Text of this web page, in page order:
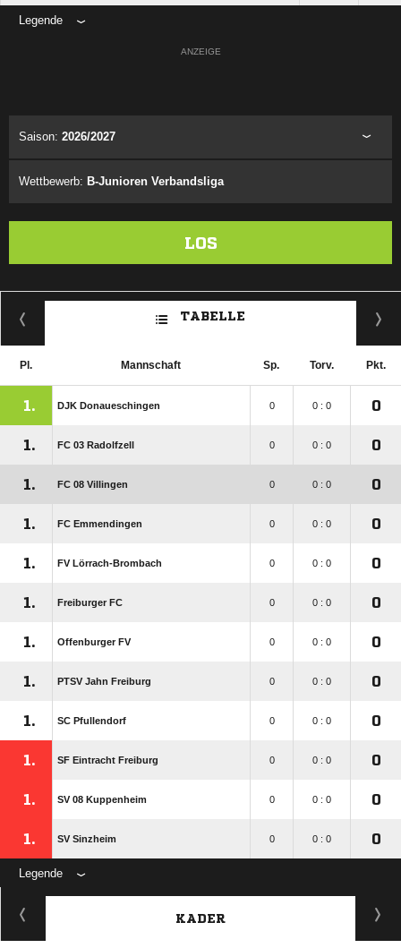
Legende
ANZEIGE
Saison: 2026/2027
Wettbewerb: B-Junioren Verbandsliga
LOS
TABELLE
Pl. Mannschaft Sp. Torv. Pkt.
1. DJK Donaueschingen 0 0 : 0 0
1. FC 03 Radolfzell 0 0 : 0 0
1. FC 08 Villingen 0 0 : 0 0
1. FC Emmendingen 0 0 : 0 0
1. FV Lörrach-Brombach 0 0 : 0 0
1. Freiburger FC 0 0 : 0 0
1. Offenburger FV 0 0 : 0 0
1. PTSV Jahn Freiburg 0 0 : 0 0
1. SC Pfullendorf 0 0 : 0 0
1. SF Eintracht Freiburg 0 0 : 0 0
1. SV 08 Kuppenheim 0 0 : 0 0
1. SV Sinzheim 0 0 : 0 0
Legende
KADER